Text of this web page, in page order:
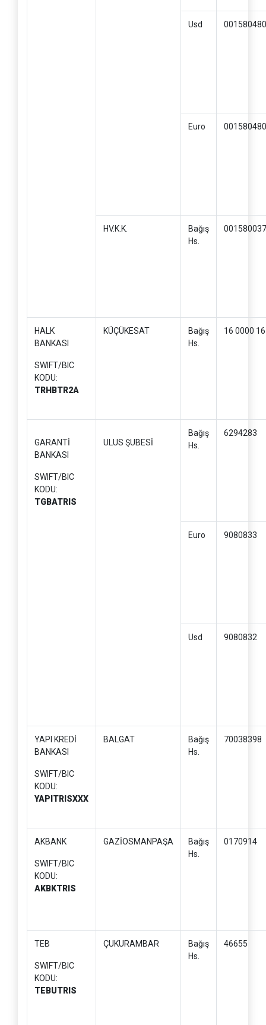
Usd
Euro
HV.K.K.
Bağış
Hs.
HALK
BANKASI
SWIFT/BIC
KODU:
TRHBTR2A
KÜÇÜKESAT
Bağış
Hs.
16 0000 16
GARANTİ
BANKASI
SWIFT/BIC
KODU:
TGBATRIS
ULUS ŞUBESİ
Bağış
Hs.
6294283
Euro 9080833
Usd 9080832
YAPI KREDİ
BANKASI
SWIFT/BIC
KODU:
YAPITRISXXX
BALGAT
Bağış
Hs.
70038398
AKBANK
SWIFT/BIC
KODU:
AKBKTRIS
GAZİOSMANPAŞA
Bağış
Hs.
0170914
TEB
SWIFT/BIC
KODU:
TEBUTRIS
ÇUKURAMBAR
Bağış
Hs.
46655